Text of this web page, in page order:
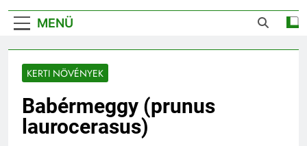
Kertészeti
Magazin |
Növénykereső És
Növényhatározó
MENÜ
KERTI NÖVÉNYEK
Babérmeggy (prunus
laurocerasus)